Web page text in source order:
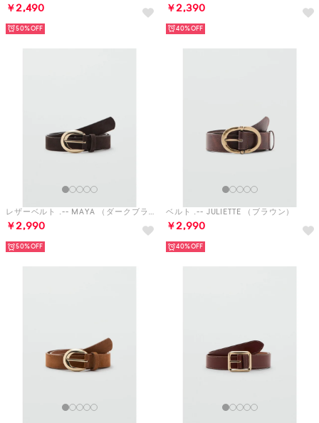
￥2,490
50%
￥2,390
40%
レザーベルト .-- MAYA （ダークブラウン）
￥2,990
50%
ベルト .-- JULIETTE （ブラウン）
￥2,990
40%